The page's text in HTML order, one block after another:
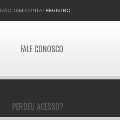
NÃO TEM CONTA? REGISTRO
FALE CONOSCO
PERDEU ACESSO?